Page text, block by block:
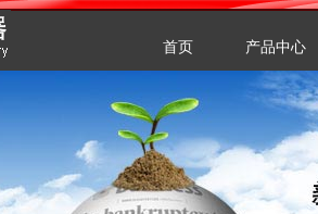
首页 产品中心